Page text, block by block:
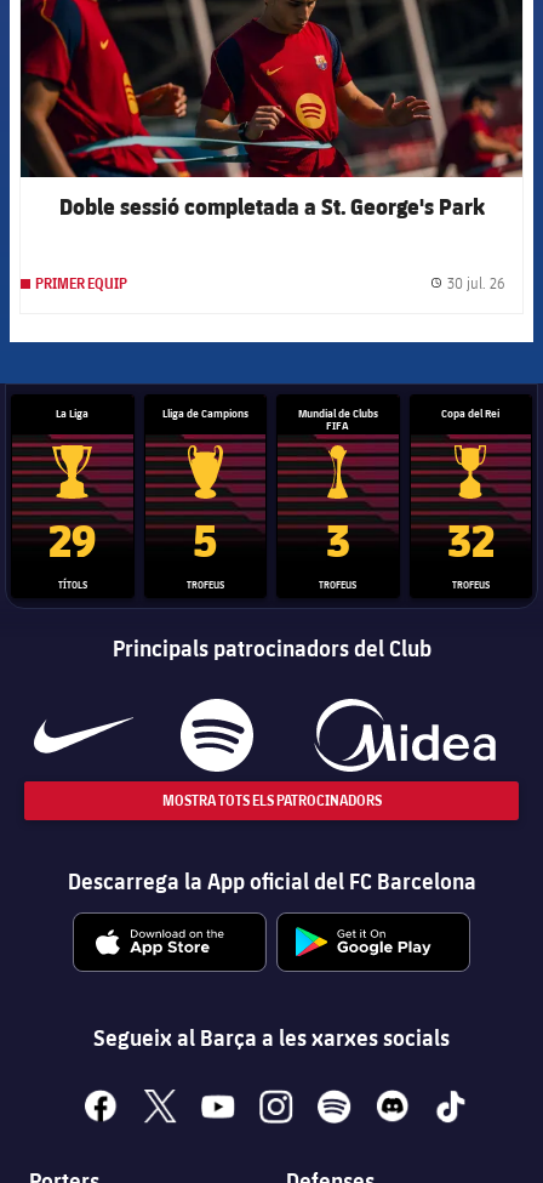
Doble sessió completada a St. George's Park
PRIMER EQUIP 30 jul. 26
La Liga
Trofeu de la Liga
29
TÍTOLS
Lliga de Campions
Trofeu de la Lliga de Campions
5
TROFEUS
Mundial de Clubs
FIFA
Trofeu del Mundial de Clubs
3
TROFEUS
Copa del Rei
Copa del
32
TROFEUS
Principals patrocinadors del Club
MOSTRA TOTS ELS PATROCINADORS
Descarrega la App oficial del FC Barcelona
Segueix al Barça a les xarxes socials
facebook
x youtubeinstagramspotify discord tiktok